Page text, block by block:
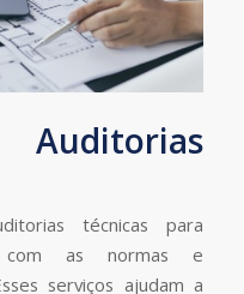
técnicas para
com as normas e
serviços ajudam a